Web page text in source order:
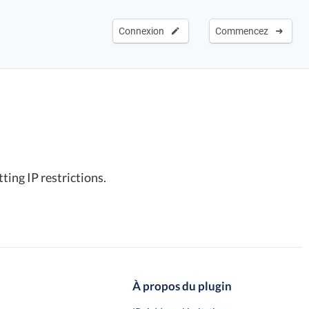
Commencez
Connexion
IP restrictions.
À propos du plugin